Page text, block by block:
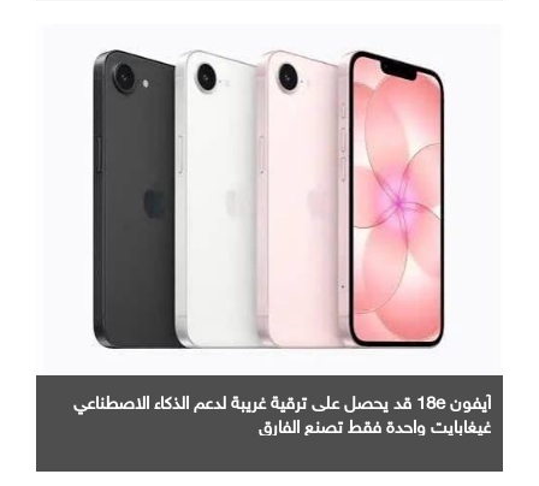
آيفون 18e قد يحصل على ترقية غريبة لدعم الذكاء الاصطناعي
غيغابايت واحدة فقط تصنع الفارق